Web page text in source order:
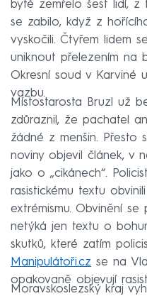
bytě zemřelo šest lidí,
se zabilo, když z
vyskočili. Čtyřem lidem
uniknout přelezením na
Okresní soud v Karviné
vazbu.
Místostarosta Bruzl už
zdůraznil, že pachatel
žádné z menšin. Přesto
noviny objevil článek, v
jako o „cikánech“.
rasistickému textu
extrémismu. Obvinění
netýká jen textu o
skutků, které zatím
Manipulátoři.cz se na
opakovaně objevují
Moravskoslezský kraj